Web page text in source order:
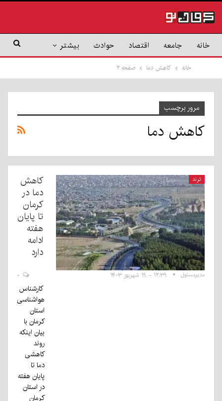
خانه جامعه اقتصاد حوادث بیشتر
خانه کاهش دما صفحه ۲
مرور برچسب
کاهش دما
ترند
کاهش
دما در
کرمان
تا پایان
هفته
ادامه
دارد
مدیرمسئول ۱۲:۳۹ - ۱۹ شهریور ۱۴۰۳
کارشناس
هواشناسی
استان
کرمان با
بیان اینکه
روند
کاهشی
دما تا
پایان هفته
در استان
کرمان